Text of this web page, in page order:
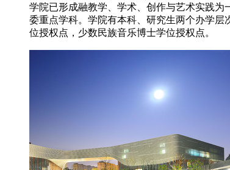
学院已形成融教学、学术、创作与艺术实践为
委重点学科。学院有本科、研究生两个办学
位授权点，少数民族音乐博士学位授权点。